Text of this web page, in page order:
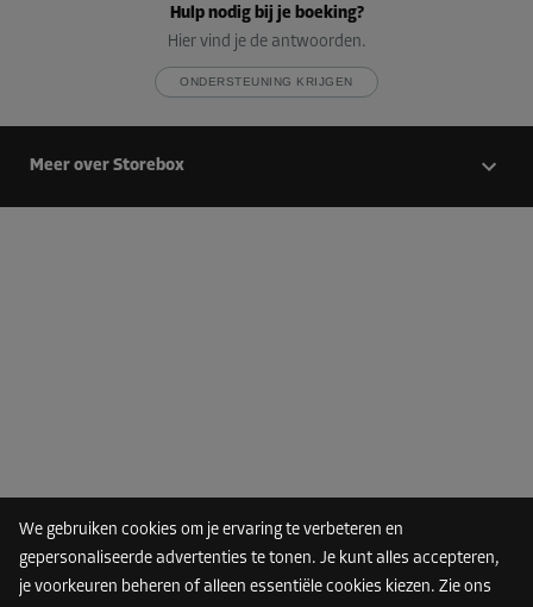
We gebruiken cookies om je ervaring te verbeteren en
gepersonaliseerde advertenties te tonen. Je kunt alles accepteren,
je voorkeuren beheren of alleen essentiële cookies kiezen. Zie ons
Hulp nodig bij je boeking?
Hier vind je de antwoorden.
ONDERSTEUNING KRIJGEN
Meer over Storebox